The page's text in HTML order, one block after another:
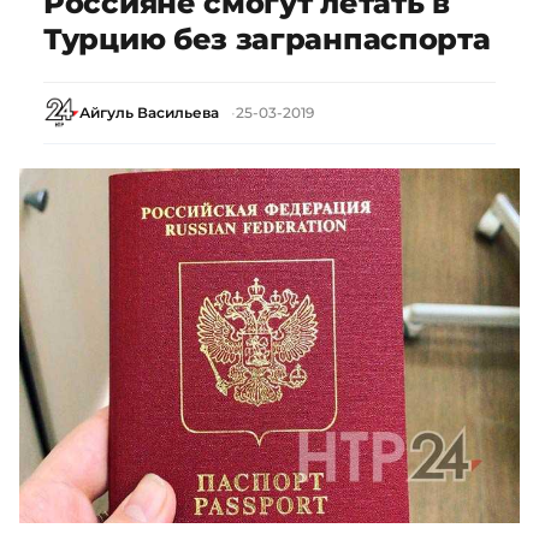
Турцию без загранпаспорта
Айгуль Васильева 25-03-2019